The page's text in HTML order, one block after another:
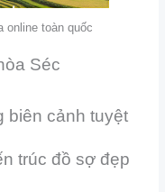
online toàn quốc
Séc
biên cảnh tuyệt
trúc đồ sợ đẹp